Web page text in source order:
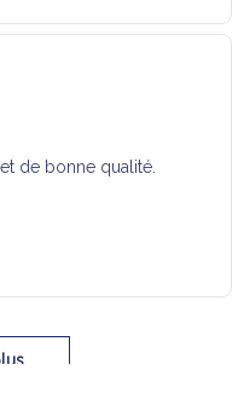
de bonne qualité.